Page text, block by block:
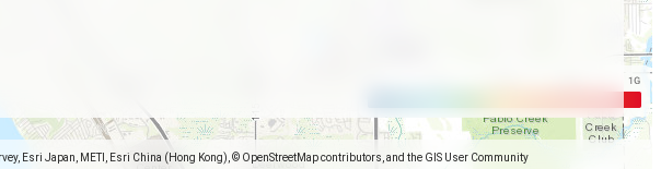
Esri Japan, METI, Esri China (Hong Kong), © OpenStreetMap contributors, and the GIS User Community